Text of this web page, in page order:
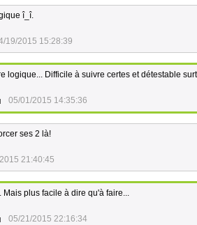
î_î.
19/2015 15:28:39
logique... Difficile à suivre certes et détestable
05/01/2015 14:35:36
ses 2 là!
21:40:45
Mais plus facile à dire qu'à faire...
05/21/2015 22:16:34